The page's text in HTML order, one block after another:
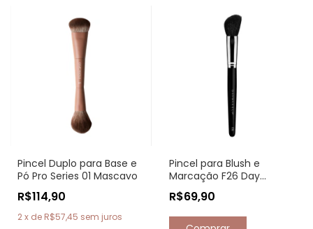
Pincel Duplo para Base e
Pó Pro Series 01 Mascavo
R$114,90
2x de R$57,45 sem juros
Pincel para Blush e
Marcação F26 Day
Makeup
R$69,90